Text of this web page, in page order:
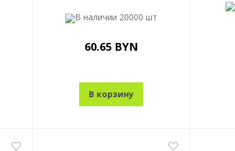
В наличии 20000 шт
60.65 BYN
В корзину